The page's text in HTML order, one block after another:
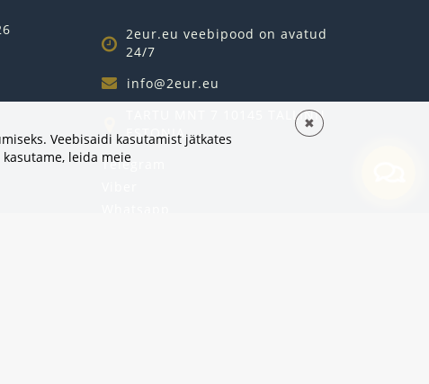
2eur.eu veebipood on avatud
24/7
info@2eur.eu
TARTU MNT 7 10145 TALLINN
ESTONIA
Telegram
Veebisaidi kasutamist jätkates
leida meie
✖